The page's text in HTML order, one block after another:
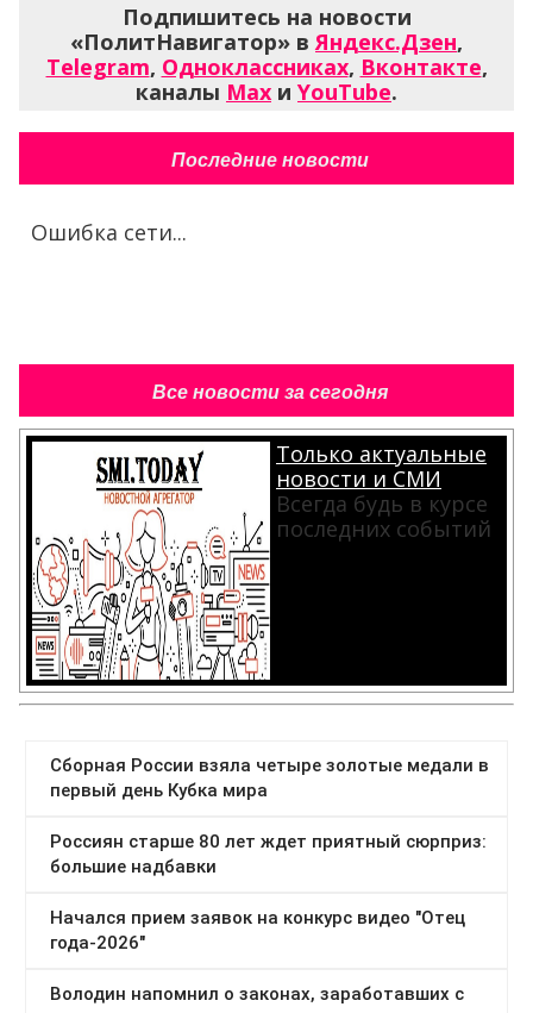
Подпишитесь на новости
«ПолитНавигатор» в Яндекс.Дзен,
Telegram, Одноклассниках, Вконтакте,
каналы Max и YouTube.
Последние новости
Ошибка сети...
Все новости за сегодня
Только актуальные
новости и СМИ
Всегда будь в курсе
последних событий